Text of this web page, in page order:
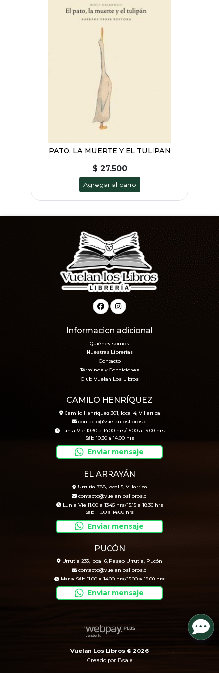
PATO, LA MUERTE Y EL TULIPAN
$ 27.500
Agregar al carro
Informacion adicional
Quiénes somos
Nuestras Librerías
Contacto
Términos y Condiciones
Club Vuelan Los Libros
CAMILO HENRÍQUEZ
Camilo Henríquez 301, local 4, Villarrica
contacto@vuelanloslibros.cl
Lun a Vie 10.30 a 14.00 hrs/15.00 a 19.00 hrs
Sáb 10.30 a 14.00 hrs
Enviar mensaje
EL ARRAYÁN
Urrutia 788, local 5, Villarrica
contacto@vuelanloslibros.cl
Lun a Vie 11.00 a 13.45 hrs/15.15 a 18.30 hrs
Sáb 11.00 a 14.00 hrs
Enviar mensaje
PUCÓN
Urrutia 235, local 6, Paseo Urrutia, Pucón
contacto@vuelanloslibros.cl
Mar a Sáb 11.00 a 14.00 hrs/15.00 a 19.00 hrs
Enviar mensaje
Vuelan Los Libros © 2026
Creado por Bsale